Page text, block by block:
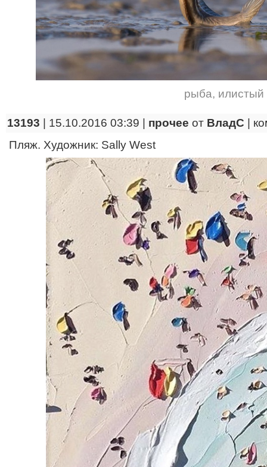
рыба, илистый
13193 | 15.10.2016 03:39 | прочее от ВладС
Пляж. Художник: Sally West